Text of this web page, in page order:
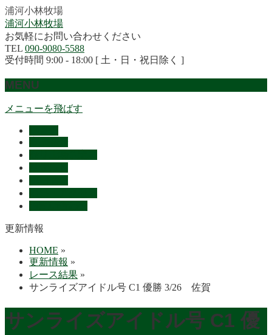
浦河小林牧場
浦河小林牧場
お気軽にお問い合わせください
TEL 090-9080-5588
受付時間 9:00 - 18:00 [ 土・日・祝日除く ]
MENU
メニューを飛ばす
更新情報
HOME »
更新情報 »
レース結果 »
サンライズアイドル号 C1 優勝 3/26 佐賀
サンライズアイドル号 C1 優